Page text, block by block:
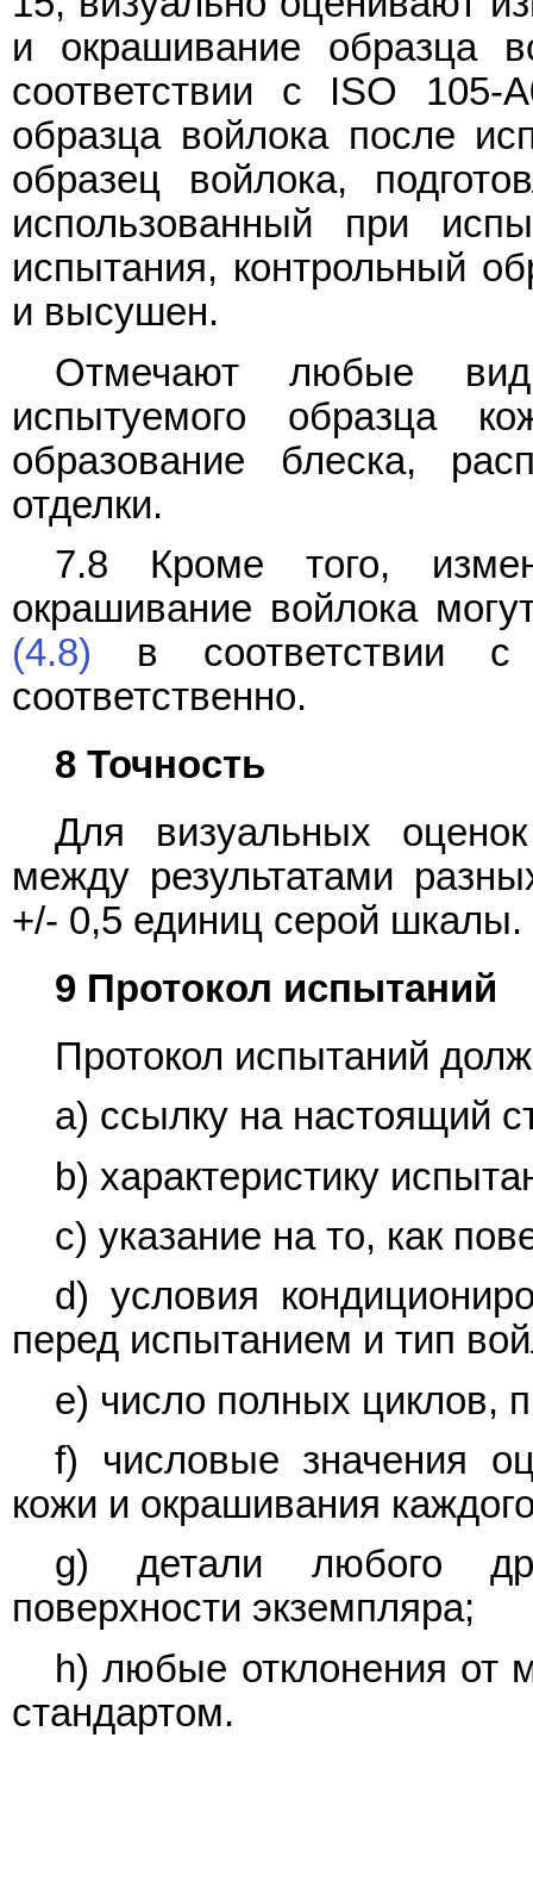
и окрашивание образца
соответствии с ISO
образца войлока после
образец войлока,
использованный при
испытания, контрольный
и высушен.
Отмечают любые
испытуемого образца
образование блеска,
отделки.
7.8 Кроме того,
окрашивание войлока
(4.8) в соответствии
соответственно.
8 Точность
Для визуальных
между результатами
+/- 0,5 единиц серой шкалы.
9 Протокол испытаний
Протокол испытаний
a) ссылку на настоящий
b) характеристику
c) указание на то, как
d) условия
перед испытанием и тип
e) число полных циклов,
f) числовые значения
кожи и окрашивания
g) детали любого
поверхности экземпляра;
h) любые отклонения от
стандартом.